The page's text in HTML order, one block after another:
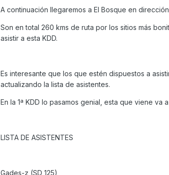
A continuación llegaremos a El Bosque en
Son en total 260 kms de ruta por los sitios más
asistir a esta KDD.
Es interesante que los que estén dispuestos a
actualizando la lista de asistentes.
En la 1ª KDD lo pasamos genial, esta que viene va
LISTA DE ASISTENTES
Gades-z (SD 125)